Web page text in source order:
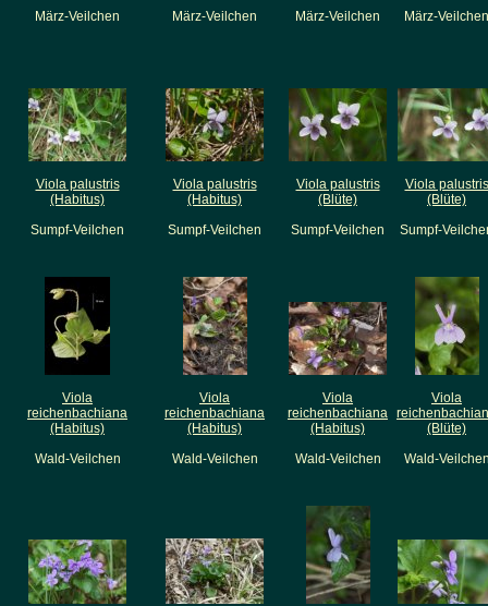
März-Veilchen
März-Veilchen
März-Veilchen
März-Veilchen
Viola palustris
(Habitus)
Sumpf-Veilchen
Viola palustris
(Habitus)
Sumpf-Veilchen
Viola palustris
(Blüte)
Sumpf-Veilchen
Viola palustris
(Blüte)
Sumpf-
Viola
reichenbachiana
(Habitus)
Wald-Veilchen
Viola
reichenbachiana
(Habitus)
Wald-Veilchen
Viola
reichenbachiana
(Habitus)
Wald-Veilchen
Viola
(Blüte)
Wald-